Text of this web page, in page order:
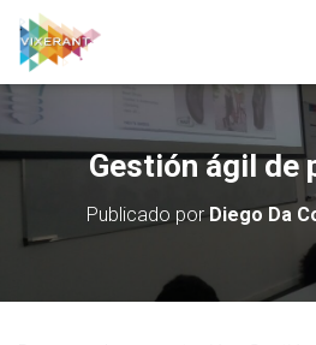
Gestión ágil de
Publicado porDiego Da